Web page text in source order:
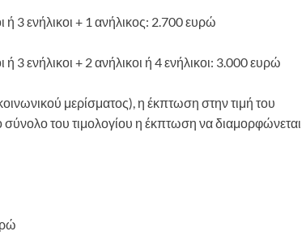
ή 3 ενήλικοι + 1 ανήλικος: 2.700 ευρώ
3 ενήλικοι + 2 ανήλικοι ή 4 ενήλικοι: 3.000 ευρώ
μερίσματος), η έκπτωση στην τιμή του
του τιμολογίου η έκπτωση να διαμορφώνεται